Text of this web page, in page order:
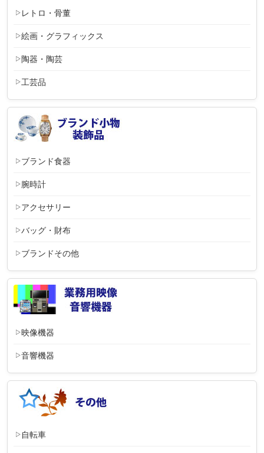
レトロ・骨董
絵画・グラフィックス
陶器・陶芸
工芸品
ブランド食器
腕時計
アクセサリー
バッグ・財布
ブランドその他
映像機器
音響機器
自転車